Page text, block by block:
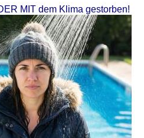
MIT dem Klima gestorben!